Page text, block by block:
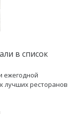
в список
ежегодной
лучших ресторанов